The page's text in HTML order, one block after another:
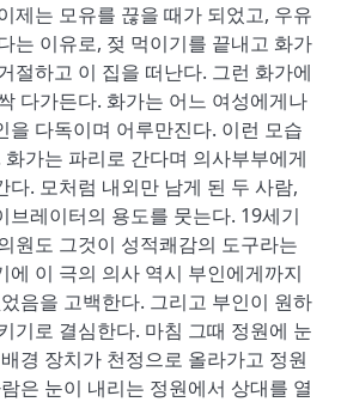
제는 모유를 끊을 때가 되었고, 우유
는 이유로, 젖 먹이기를 끝내고 화가
절하고 이 집을 떠난다. 그런 화가에
다가든다. 화가는 어느 여성에게나
을 다독이며 어루만진다. 이런 모습
가는 파리로 간다며 의사부부에게
다. 모처럼 내외만 남게 된 두 사람,
브레이터의 용도를 뭇는다. 19세기
원도 그것이 성적쾌감의 도구라는
에 이 극의 의사 역시 부인에게까지
음을 고백한다. 그리고 부인이 원하
기로 결심한다. 마침 그때 정원에 눈
경 장치가 천정으로 올라가고 정원
은 눈이 내리는 정원에서 상대를 열